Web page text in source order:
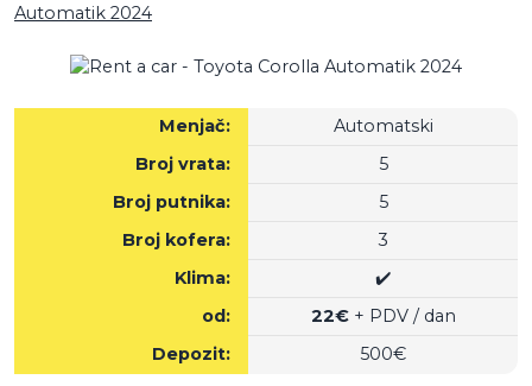
Automatik 2024
Menjač:
Automatski
Broj vrata:
5
Broj putnika:
5
Broj kofera:
3
Klima:
✔️
od:
22€+ PDV / dan
Depozit:
500€